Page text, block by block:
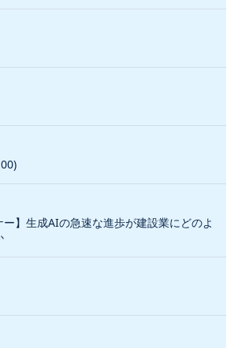
ー】生成AIの急速な進歩が建設業にどのよ